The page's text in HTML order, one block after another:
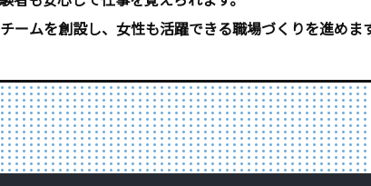
ームを創設し、女性も活躍できる職場づくりを進めま